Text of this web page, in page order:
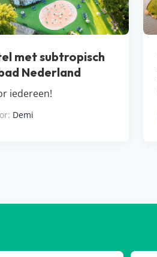
met subtropisch
Nederland
iedereen!
Demi